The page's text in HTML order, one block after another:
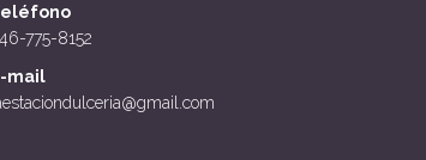
775-8152
mail